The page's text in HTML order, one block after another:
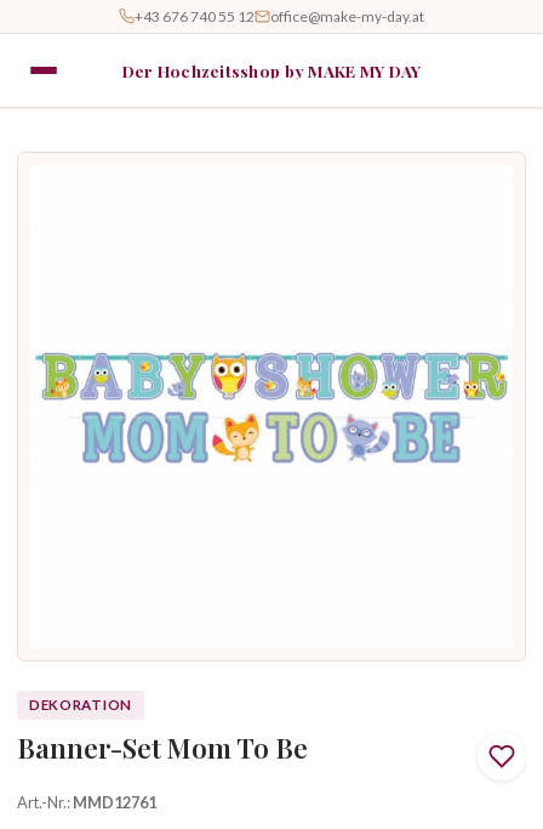
+43 676 740 55 12 office@make-my-day.at
Der Hochzeitsshop by MAKE MY DAY
DEKORATION
Banner-Set Mom To Be
Art.-Nr.:MMD12761